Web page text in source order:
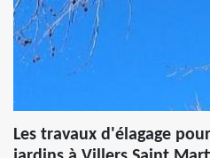
Les travaux d'élagage